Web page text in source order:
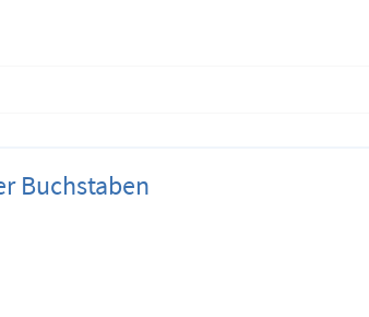
Buchstaben